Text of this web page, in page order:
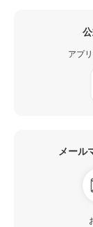
アプ
メール